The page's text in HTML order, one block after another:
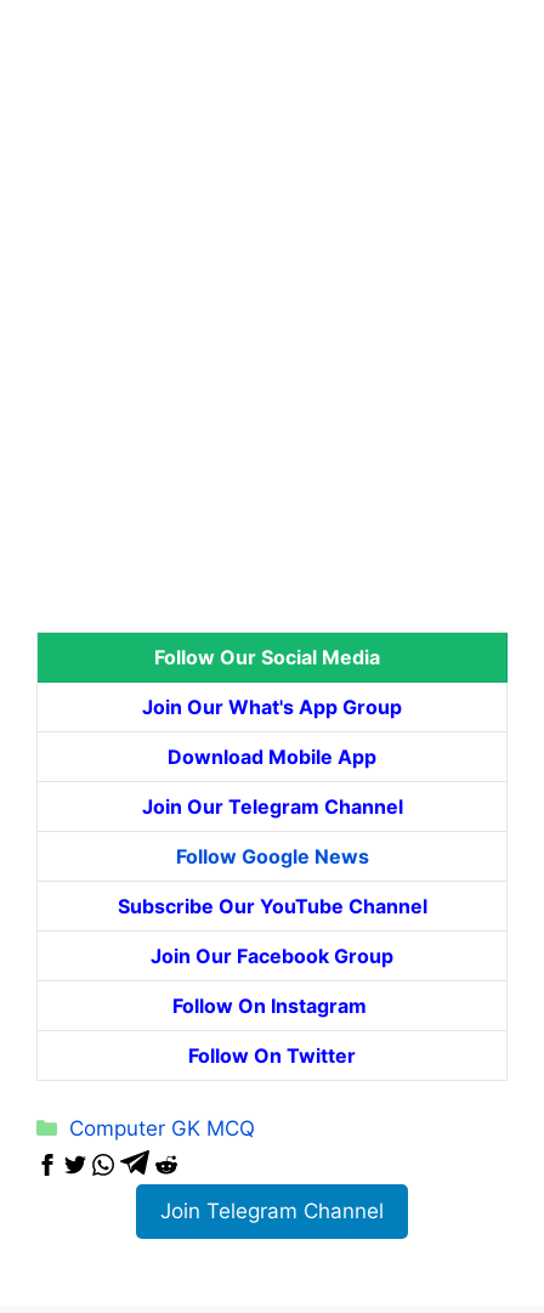
Follow Our Social Media
Join Our What's App Group
Download Mobile App
Join Our Telegram Channel
Follow Google News
Subscribe Our YouTube Channel
Join Our Facebook Group
Follow On Instagram
Follow On Twitter
Categories
Computer GK MCQ
Join Telegram Channel